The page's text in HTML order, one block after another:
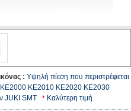
: Υψηλή πίεση που περιστρέφεται
KE2010 KE2020 KE2030
JUKI SMT
Καλύτερη τιμή